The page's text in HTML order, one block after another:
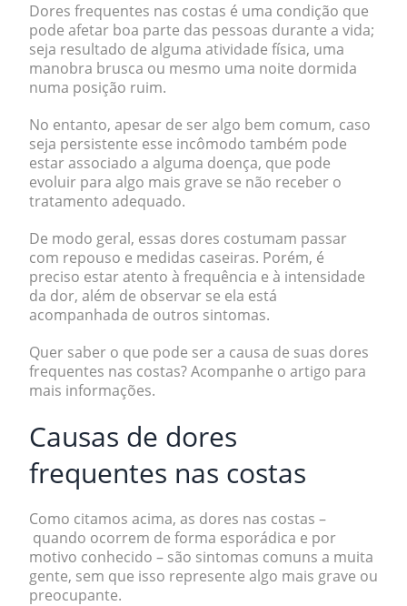
Dores frequentes nas costas é uma condição que
pode afetar boa parte das pessoas durante a vida;
seja resultado de alguma atividade física, uma
manobra brusca ou mesmo uma noite dormida
numa posição ruim.
No entanto, apesar de ser algo bem comum, caso
seja persistente esse incômodo também pode
estar associado a alguma doença, que pode
evoluir para algo mais grave se não receber o
tratamento adequado.
De modo geral, essas dores costumam passar
com repouso e medidas caseiras. Porém, é
preciso estar atento à frequência e à intensidade
da dor, além de observar se ela está
acompanhada de outros sintomas.
Quer saber o que pode ser a causa de suas dores
frequentes nas costas? Acompanhe o artigo para
mais informações.
Causas de dores
frequentes nas costas
Como citamos acima, as dores nas costas –
quando ocorrem de forma esporádica e por
motivo conhecido – são sintomas comuns a muita
gente, sem que isso represente algo mais grave ou
preocupante.